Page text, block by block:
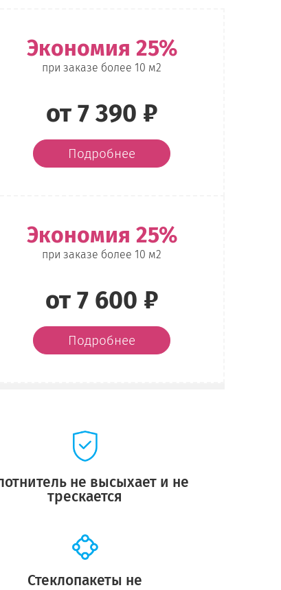
Экономия 25%
при заказе более 10 м2
от 7 390 ₽
Подробнее
Экономия 25%
при заказе более 10 м2
от 7 600 ₽
Подробнее
не высыхает и не
трескается
Стеклопакеты не